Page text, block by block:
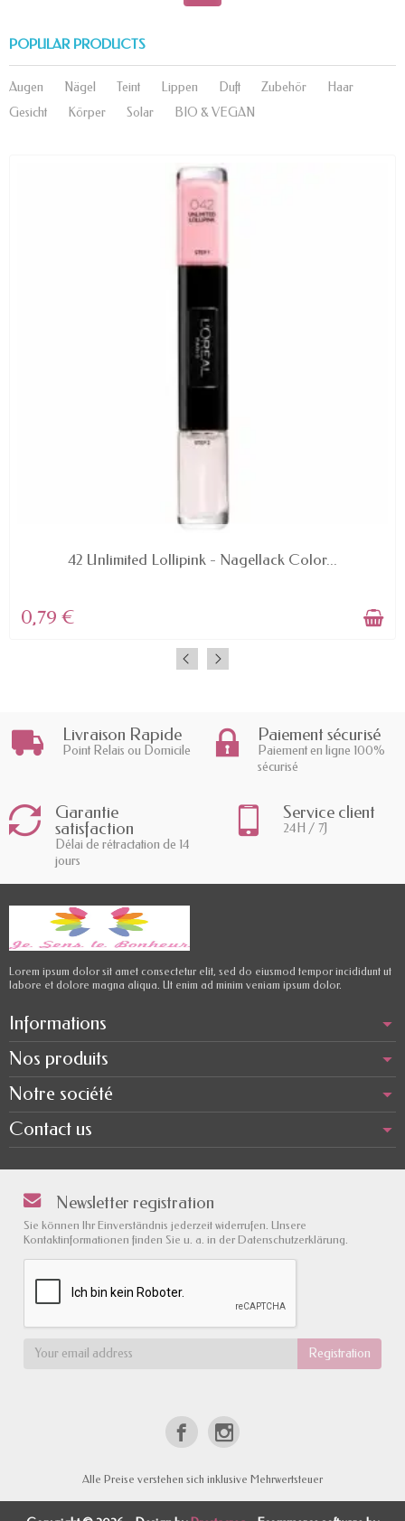
POPULAR PRODUCTS
Augen Nägel Teint Lippen Duft Zubehör
Haar
Gesicht
Körper Solar BIO & VEGAN
42 Unlimited Lollipink - Nagellack Color...
0,79 €
Livraison Rapide
Point Relais ou Domicile
Paiement sécurisé
Paiement en ligne 100%
sécurisé
Garantie
satisfaction
Délai de rétractation de 14
jours
Service client
24H / 7J
Lorem ipsum dolor sit amet consectetur elit, sed do eiusmod tempor incididunt ut
labore et dolore magna aliqua. Ut enim ad minim veniam ipsum dolor.
Informations
Nos produits
Notre société
Contact us
Newsletter registration
Sie können Ihr Einverständnis jederzeit widerrufen. Unsere
Kontaktinformationen finden Sie u. a. in der Datenschutzerklärung.
Alle Preise verstehen sich inklusive Mehrwertsteuer